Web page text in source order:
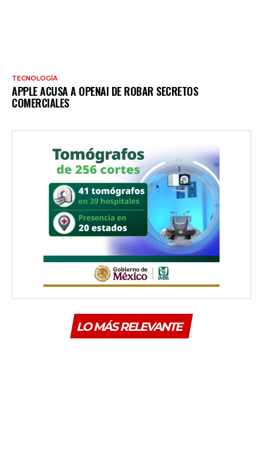
TECNOLOGÍA
APPLE ACUSA A OPENAI DE ROBAR SECRETOS
COMERCIALES
LO MÁS RELEVANTE